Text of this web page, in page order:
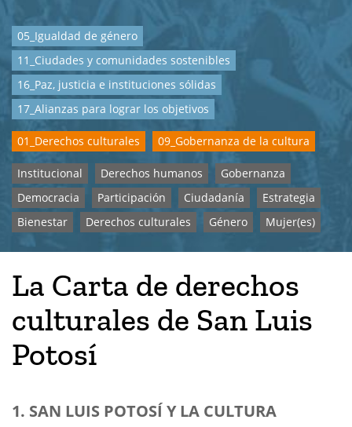
05_Igualdad de género
11_Ciudades y comunidades sostenibles
16_Paz, justicia e instituciones sólidas
17_Alianzas para lograr los objetivos
01_Derechos culturales 09_Gobernanza de la cultura
Institucional Derechos humanos
Gobernanza
Democracia
Participación Ciudadanía
Estrategia
Bienestar
Derechos culturales Género Mujer(es)
La Carta de derechos
culturales de San Luis
Potosí
1. SAN LUIS POTOSÍ Y LA CULTURA